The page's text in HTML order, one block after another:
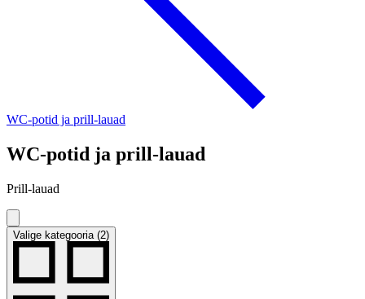
WC-potid ja prill-lauad
WC-potid ja prill-lauad
Prill-lauad
Valige kategooria (2)